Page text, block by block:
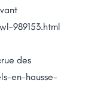
989153.html
des
en-hausse-